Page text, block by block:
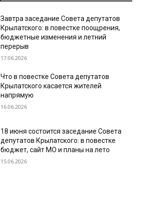
Завтра заседание Совета депутатов
Крылатского: в повестке поощрения,
бюджетные изменения и летний
перерыв
17.06.2026
Что в повестке Совета депутатов
Крылатского касается жителей
напрямую
16.06.2026
18 июня состоится заседание Совета
депутатов Крылатского: в повестке
бюджет, сайт МО и планы на лето
15.06.2026